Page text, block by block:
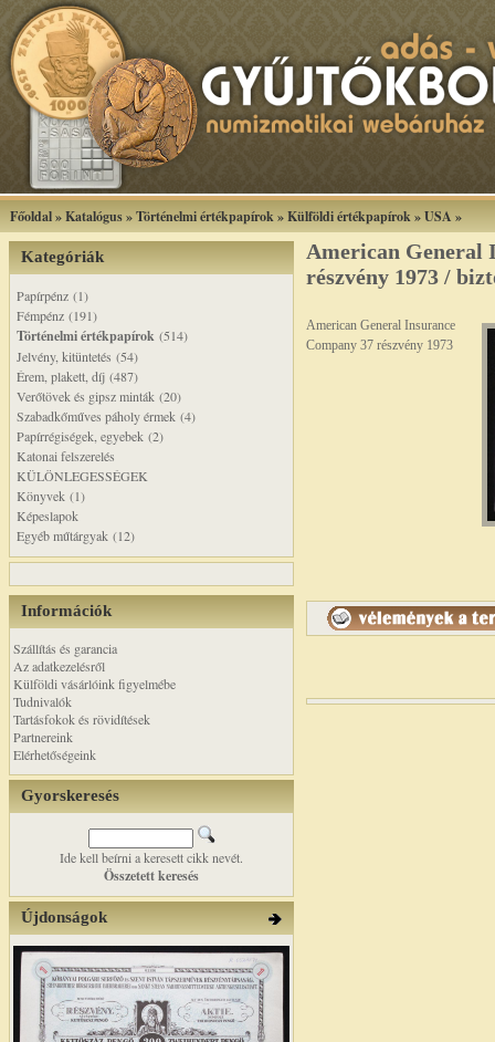
Főoldal»Katalógus»Történelmi értékpapírok»Külföldi értékpapírok»USA »
Kategóriák
Papírpénz (1)
Fémpénz (191)
Történelmi értékpapírok (514)
Jelvény, kitüntetés (54)
Érem, plakett, díj (487)
Verőtövek és gipsz minták (20)
Szabadkőműves páholy érmek (4)
Papírrégiségek, egyebek (2)
Katonai felszerelés
KÜLÖNLEGESSÉGEK
Könyvek (1)
Képeslapok
Egyéb műtárgyak (12)
Információk
Szállítás és garancia
Az adatkezelésről
Külföldi vásárlóink figyelmébe
Tudnivalók
Tartásfokok és rövidítések
Partnereink
Elérhetőségeink
Gyorskeresés
Ide kell beírni a keresett cikk nevét.
Összetett keresés
Újdonságok
American General
részvény 1973 /
American General Insurance
Company 37 részvény 1973